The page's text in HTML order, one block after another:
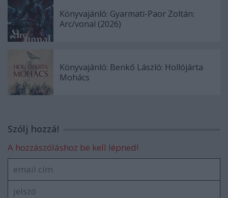
Könyvajánló: Gyarmati-Paor Zoltán:
Arc/vonal (2026)
Könyvajánló: Benkő László: Hollójárta
Mohács
Szólj hozzá!
A hozzászóláshoz be kell lépned!